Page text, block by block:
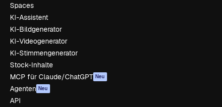
Spaces
KI-Assistent
KI-Bildgenerator
KI-Videogenerator
KI-Stimmengenerator
Stock-Inhalte
MCP für Claude/ChatGPT Neu
Agenten Neu
API